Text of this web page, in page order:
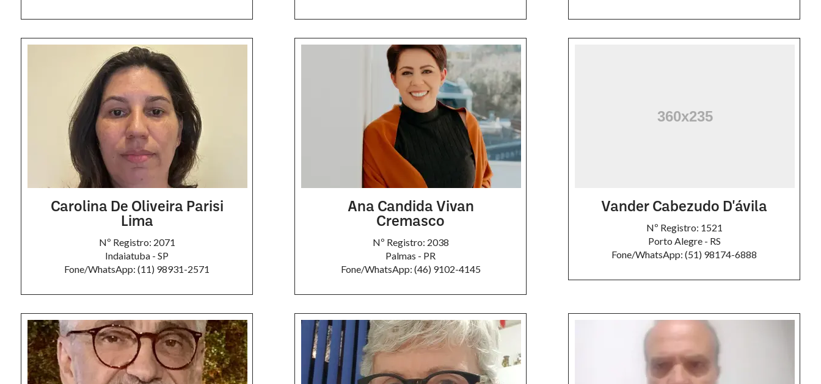
Carolina De Oliveira Parisi
Lima
Nº Registro: 2071
Indaiatuba - SP
Fone/WhatsApp: (11) 98931-2571
Ana Candida Vivan
Cremasco
Nº Registro: 2038
Palmas - PR
Fone/WhatsApp: (46) 9102-4145
Vander Cabezudo D'ávila
Nº Registro: 1521
Porto Alegre - RS
Fone/WhatsApp: (51) 98174-6888